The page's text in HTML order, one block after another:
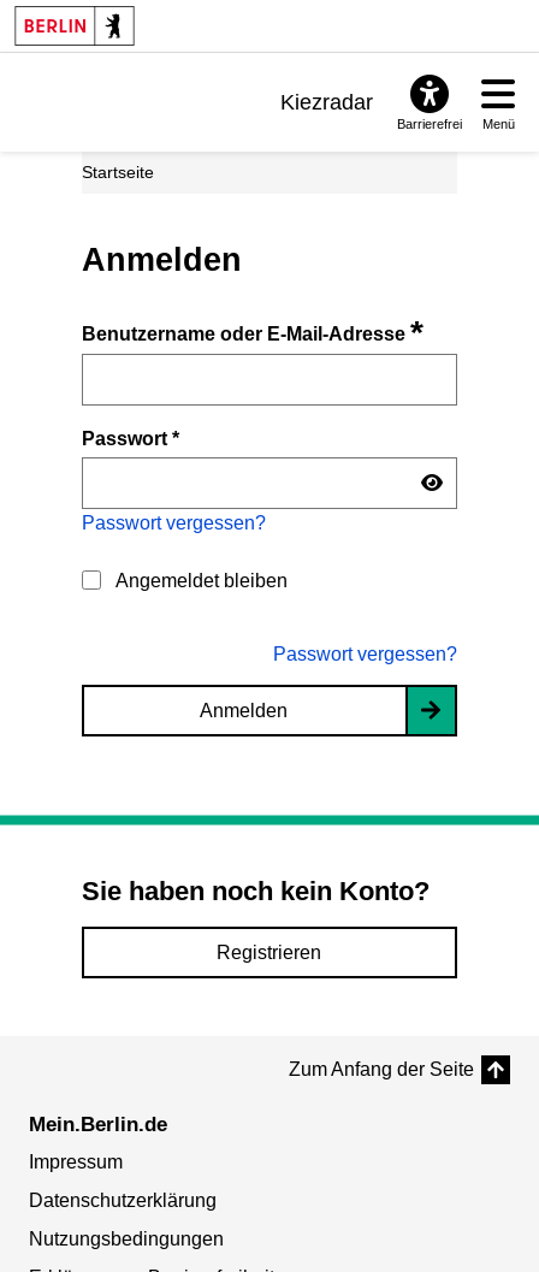
Kiezradar
Barrierefrei Menü
Startseite
Anmelden
Benutzername oder E-Mail-Adresse*
Passwort*
Passwort vergessen?
Angemeldet bleiben
Passwort vergessen?
Anmelden
Sie haben noch kein Konto?
Registrieren
Zum Anfang der Seite
Mein.Berlin.de
Impressum
Datenschutzerklärung
Nutzungsbedingungen